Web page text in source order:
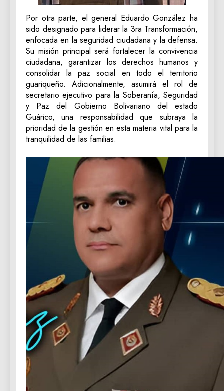
‎Por otra parte, el general Eduardo González ha
sido designado para liderar la 3ra Transformación,
enfocada en la seguridad ciudadana y la defensa.
Su misión principal será fortalecer la convivencia
ciudadana, garantizar los derechos humanos y
consolidar la paz social en todo el territorio
guariqueño. Adicionalmente, asumirá el rol de
secretario ejecutivo para la Soberanía, Seguridad
y Paz del Gobierno Bolivariano del estado
Guárico, una responsabilidad que subraya la
prioridad de la gestión en esta materia vital para la
tranquilidad de las familias.